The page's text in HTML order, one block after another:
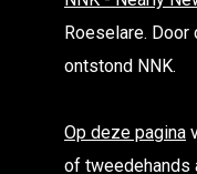
Roeselare. Door
ontstond NNK.
Op deze pagina
of tweedehands